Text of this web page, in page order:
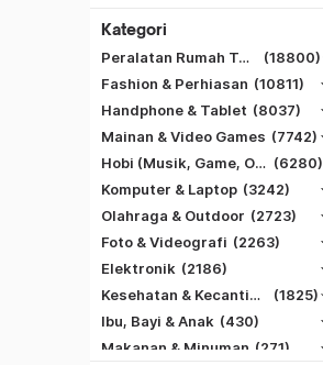
Kategori
Peralatan Rumah Tangga
(18800)
Fashion & Perhiasan (10811)
Handphone & Tablet (8037)
Mainan & Video Games (7742)
Hobi (Musik, Game, Otomotif, Dll) (6280)
Komputer & Laptop (3242)
Olahraga & Outdoor (2723)
Foto & Videografi (2263)
Elektronik (2186)
Kesehatan & Kecantikan
(1825)
Ibu, Bayi & Anak (430)
Makanan & Minuman (271)
SiCepat REG
SiCepat BEST
SiCepat Gokil
SiCepat Halu
DKI Jakarta
Tangerang
Bekasi